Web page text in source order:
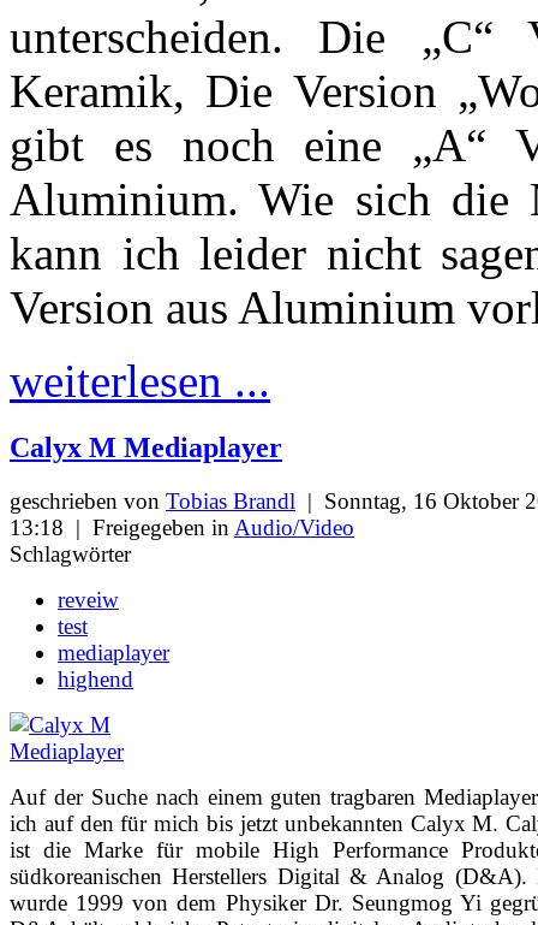
unterscheiden. Die
Keramik, Die Version
gibt es noch eine „A“
Aluminium. Wie sich die
kann ich leider nicht
Version aus Aluminium
weiterlesen ...
Calyx M Mediaplayer
geschrieben von Tobias Brandl | Sonntag, 16 Oktober
13:18 | Freigegeben inAudio/Video
Schlagwörter
reveiw
test
mediaplayer
highend
Auf der Suche nach einem guten tragbaren
ich auf den für mich bis jetzt unbekannten Calyx M.
ist die Marke für mobile High Performance
südkoreanischen Herstellers Digital & Analog
wurde 1999 von dem Physiker Dr. Seungmog Yi